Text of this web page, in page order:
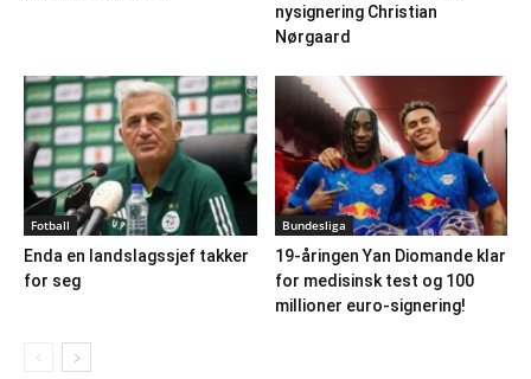
nysignering Christian
Nørgaard
Fotball
Enda en landslagssjef takker
for seg
Bundesliga
19-åringen Yan Diomande klar
for medisinsk test og 100
millioner euro-signering!